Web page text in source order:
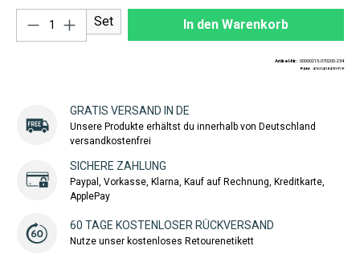
Produkt Anzahl: Gib den gewünschten
Set In den Warenkorb
Artikel-Nr.: 00000215-070200-234
EAN: 4260408430328
GRATIS VERSAND IN DE
Unsere Produkte erhältst du innerhalb von Deutschland
versandkostenfrei
SICHERE ZAHLUNG
Paypal, Vorkasse, Klarna, Kauf auf Rechnung, Kreditkarte,
ApplePay
60 TAGE KOSTENLOSER RÜCKVERSAND
Nutze unser kostenloses Retourenetikett